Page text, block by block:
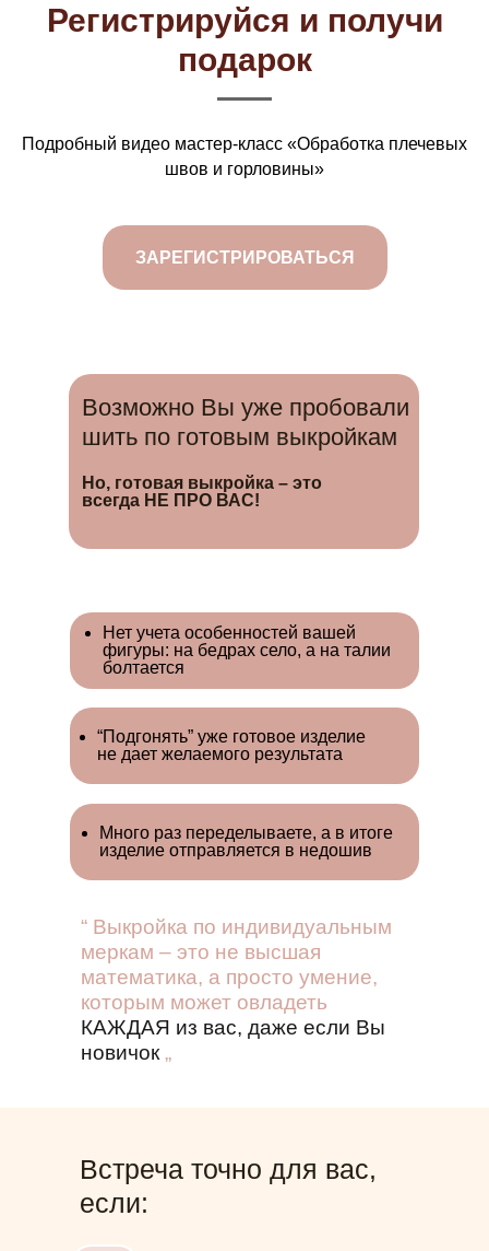
Регистрируйся и получи
подарок
Подробный видео мастер-класс «Обработка плечевых
швов и горловины»
ЗАРЕГИСТРИРОВАТЬСЯ
“ Выкройка по индивидуальным
меркам – это не высшая
математика, а просто умение,
которым может овладеть
КАЖДАЯ из вас, даже если Вы
новичок „
Нет учета особенностей вашей
фигуры: на бедрах село, а на талии
болтается
“Подгонять” уже готовое изделие
не дает желаемого результата
Много раз переделываете, а в итоге
изделие отправляется в недошив
Но, готовая выкройка – это
всегда НЕ ПРО ВАС!
Возможно Вы уже пробовали
шить по готовым выкройкам
Встреча точно для вас,
если: